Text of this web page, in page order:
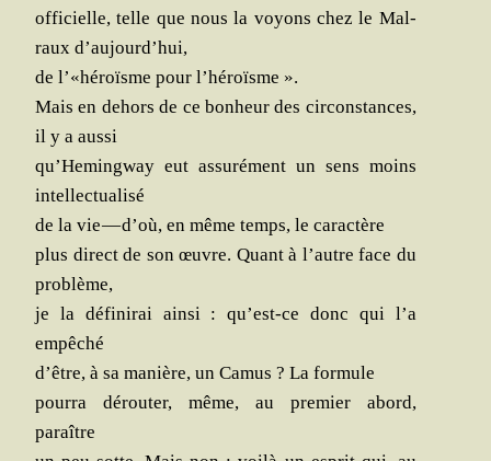
offi­cielle, telle que nous la voyons chez le Mal­
raux d’aujourd’hui,
de l’«héroïsme pour l’héroïsme ».
Mais en dehors de ce bon­heur des cir­cons­tances,
il y a aussi
qu’Hemingway eut assu­ré­ment un sens moins
intellectualisé
de la vie — d’où, en même temps, le caractère
plus direct de son œuvre. Quant à l’autre face du
problème,
je la défi­ni­rai ain­si : qu’est-ce donc qui l’a
empêché
d’être, à sa manière, un Camus ? La formule
pour­ra dérou­ter, même, au pre­mier abord,
paraître